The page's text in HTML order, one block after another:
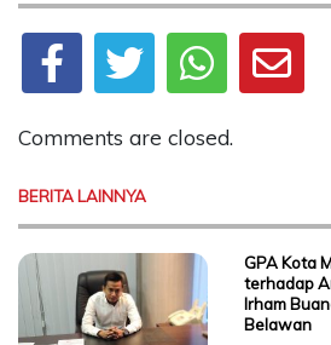
Comments are closed.
BERITA LAINNYA
GPA Kota
terhadap
Irham
Belawan